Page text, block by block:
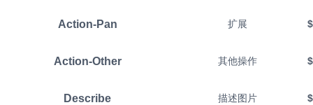
Action-Pan 扩展
Action-Other 其他操作
Describe 描述图片